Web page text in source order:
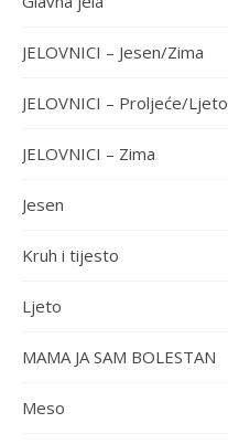
JELOVNICI – Jesen/Zima
JELOVNICI – Proljeće/Ljeto
JELOVNICI – Zima
Jesen
Kruh i tijesto
Ljeto
MAMA JA SAM BOLESTAN
Meso